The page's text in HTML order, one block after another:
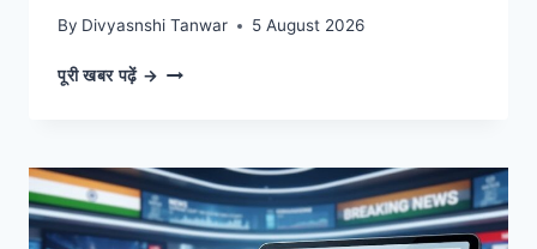
सुप्रीम कोर्ट के निर्देश और दिनभर
की बड़ी खबरें
By Divyasnshi Tanwar 5 August 2026
पूरी खबर पढ़ें → इंडिया
एयर
इंडिया
टर्बुलेंस,